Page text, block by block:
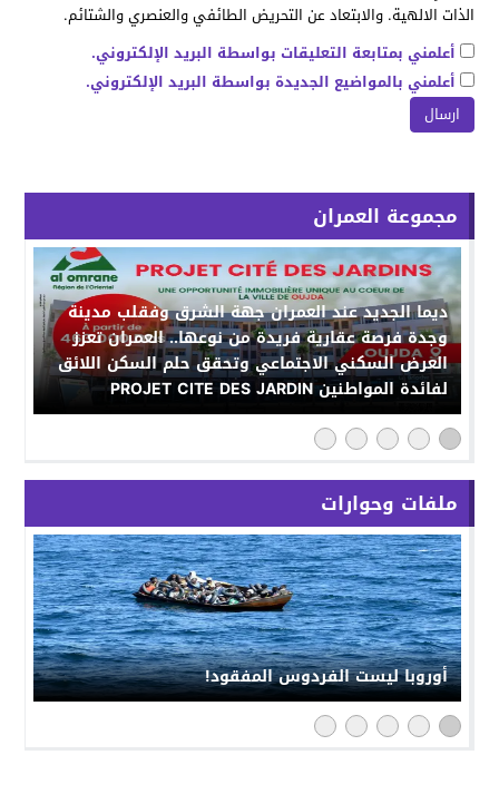
الذات الالهية. والابتعاد عن التحريض الطائفي والعنصري والشتائم.
أعلمني بمتابعة التعليقات بواسطة البريد الإلكتروني.
أعلمني بالمواضيع الجديدة بواسطة البريد الإلكتروني.
مجموعة العمران
ديما الجديد عند العمران جهة الشرق وفقلب مدينة
وجدة فرصة عقارية فريدة من نوعها.. العمران تعزز
العرض السكني الاجتماعي وتحقق حلم السكن اللائق
لفائدة المواطنين PROJET CITE DES JARDIN
ملفات وحوارات
أوروبا ليست الفردوس المفقود!